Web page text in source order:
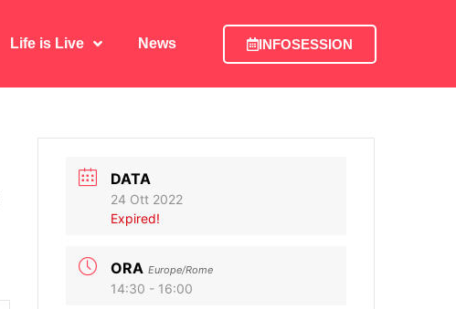
Life is Live News
INFOSESSION
DATA
24 Ott 2022
Expired!
ORA Europe/Rome
14:30 - 16:00